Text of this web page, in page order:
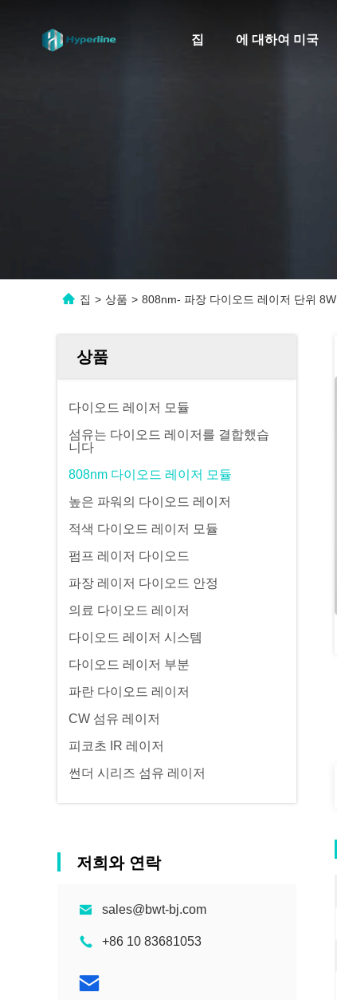
집 에 대하여 미국
집 > 상품 > 808nm- 파장 다이오드 레이저 단위 8W
상품
다이오드 레이저 모듈
섬유는 다이오드 레이저를 결합했습
니다
808nm 다이오드 레이저 모듈
높은 파워의 다이오드 레이저
적색 다이오드 레이저 모듈
펌프 레이저 다이오드
파장 레이저 다이오드 안정
의료 다이오드 레이저
다이오드 레이저 시스템
다이오드 레이저 부분
파란 다이오드 레이저
CW 섬유 레이저
피코초 IR 레이저
썬더 시리즈 섬유 레이저
저희와 연락
sales@bwt-bj.com
+86 10 83681053